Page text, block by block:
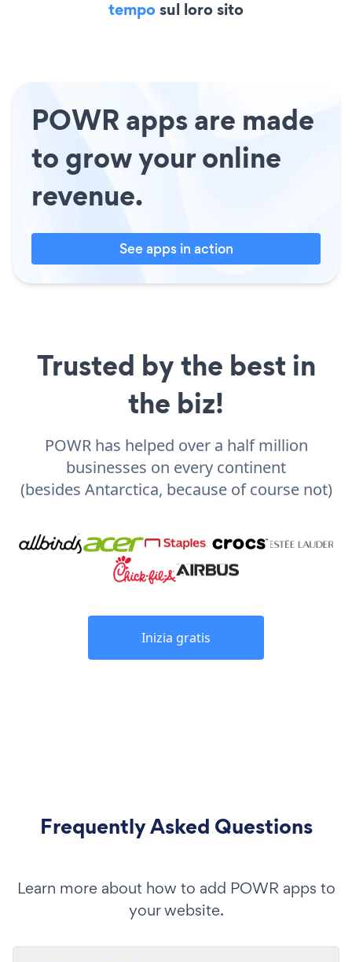
temposul loro sito
POWR apps are made
to grow your online
revenue.
See apps in action
Trusted by the best in
the biz!
POWR has helped over a half million
businesses on every continent
(besides Antarctica, because of course not)
Inizia gratis
Frequently Asked Questions
Learn more about how to add POWR apps to
your website.